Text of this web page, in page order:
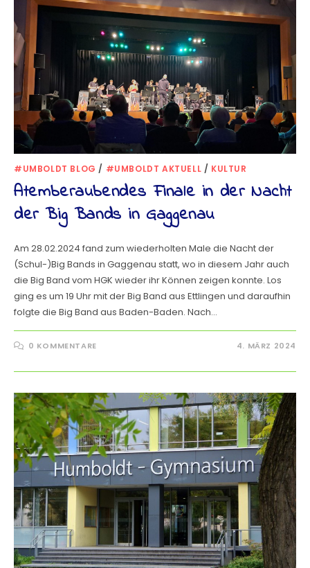
#UMBOLDT BLOG / #UMBOLDT AKTUELL / KULTUR
Atemberaubendes Finale in der Nacht
der Big Bands in Gaggenau
Am 28.02.2024 fand zum wiederholten Male die Nacht der
(Schul-)Big Bands in Gaggenau statt, wo in diesem Jahr auch
die Big Band vom HGK wieder ihr Können zeigen konnte. Los
ging es um 19 Uhr mit der Big Band aus Ettlingen und daraufhin
folgte die Big Band aus Baden-Baden. Nach…
0 KOMMENTARE 4. MÄRZ 2024